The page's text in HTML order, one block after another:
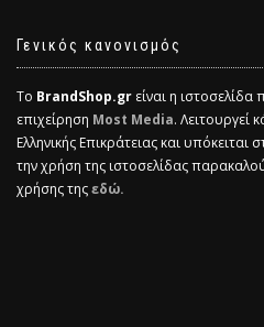
Γενικός κανονισμός
Το BrandShop.gr είναι η
επιχείρηση Most Media. Λειτουργεί
Ελληνικής Επικράτειας και
την χρήση της ιστοσελίδας
χρήσης τηςεδώ.